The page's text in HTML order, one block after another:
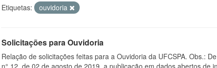
Etiquetas:
ouvidoria
Solicitações para Ouvidoria
Relação de solicitações feitas para a Ouvidoria da UFCSPA. Obs.:
n° 12, de 02 de agosto de 2019, a publicação em dados abertos de